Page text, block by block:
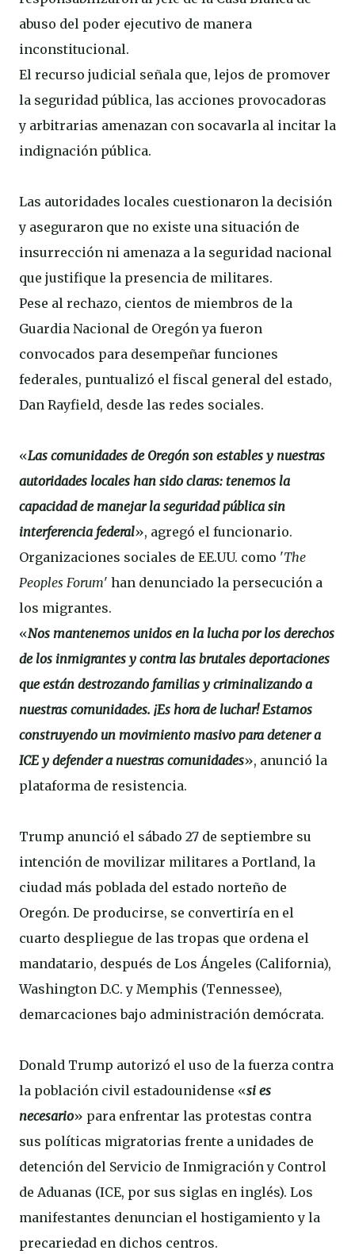
abuso del poder ejecutivo de manera
inconstitucional.
El recurso judicial señala que, lejos de promover
la seguridad pública, las acciones provocadoras
y arbitrarias amenazan con socavarla al incitar la
indignación pública.
Las autoridades locales cuestionaron la decisión
y aseguraron que no existe una situación de
insurrección ni amenaza a la seguridad nacional
que justifique la presencia de militares.
Pese al rechazo, cientos de miembros de la
Guardia Nacional de Oregón ya fueron
convocados para desempeñar funciones
federales, puntualizó el fiscal general del estado,
Dan Rayfield, desde las redes sociales.
«Las comunidades de Oregón son estables y nuestras
autoridades locales han sido claras: tenemos la
capacidad de manejar la seguridad pública sin
interferencia federal», agregó el funcionario.
Organizaciones sociales de EE.UU. como 'The
Peoples Forum' han denunciado la persecución a
los migrantes.
«Nos mantenemos unidos en la lucha por los derechos
de los inmigrantes y contra las brutales deportaciones
que están destrozando familias y criminalizando a
nuestras comunidades. ¡Es hora de luchar! Estamos
construyendo un movimiento masivo para detener a
ICE y defender a nuestras comunidades», anunció la
plataforma de resistencia.
Trump anunció el sábado 27 de septiembre su
intención de movilizar militares a Portland, la
ciudad más poblada del estado norteño de
Oregón. De producirse, se convertiría en el
cuarto despliegue de las tropas que ordena el
mandatario, después de Los Ángeles (California),
Washington D.C. y Memphis (Tennessee),
demarcaciones bajo administración demócrata.
Donald Trump autorizó el uso de la fuerza contra
la población civil estadounidense «si es
necesario» para enfrentar las protestas contra
sus políticas migratorias frente a unidades de
detención del Servicio de Inmigración y Control
de Aduanas (ICE, por sus siglas en inglés). Los
manifestantes denuncian el hostigamiento y la
precariedad en dichos centros.